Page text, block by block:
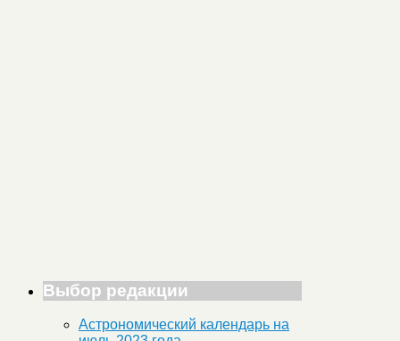
Выбор редакции
Астрономический календарь на